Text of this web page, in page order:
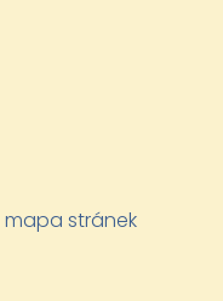
mapa stránek